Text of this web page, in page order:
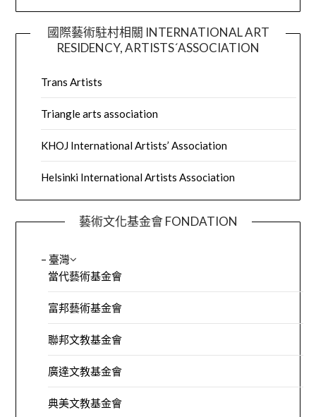
國際藝術駐村相關 INTERNATIONAL ART
RESIDENCY, ARTISTS´ASSOCIATION
Trans Artists
Triangle arts association
KHOJ International Artists’ Association
Helsinki International Artists Association
藝術文化基金會 FONDATION
– 臺灣
當代藝術基金會
富邦藝術基金會
聯邦文教基金會
廣達文教基金會
典美文教基金會